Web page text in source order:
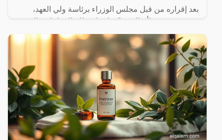
بعد إقراره من قبل مجلس الوزراء برئاسة ولي العهد،
نشرت صحيفة “أم القرى” تفاصيل نظام المعاملات المدنية
الجديد في المملكة العربية السعودية، والذي سيتم تطبيقه
بعد